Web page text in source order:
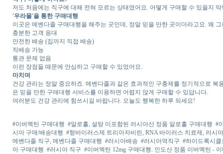
저도 처음에는 직구에 대해 전혀 모르는 상태였어요. 어떻게 구매할 수 있을지
'우라몰'을 통한 구매대행
이곳은 메벤다졸 구매대행을 해주는 곳인데, 정말 믿을 만한 곳이더라고요. 왜
충분한 고객 응대
안전한 배송 (집까지 직접 배송)
직배송 가능
통관 문제 없음
이런 장점들 때문에 안심하고 구매할 수 있었어요.
마치며
건강 관리는 정말 중요하죠. 메벤다졸과 같은 효과적인 구충제를 정기적으로
은 믿을 만한 구매대행 서비스를 이용하면 어렵지 않게 구매할 수 있답니다.
여러분도 건강 관리에 힘쓰시길 바랍니다. 오늘도 행복한 하루 되세요!
#이버멕틴 구매대행 #알로홀, 설탕 미포함된 러시아산 정품 알로홀 구매대행 #
시아 구매/배송대행 #항바이러스제 트리아자비린, RNA 바이러스 치료제, 러시
메벤다졸 직구, 메벤다졸 구매대행 #러시아배송 #러시아역직구 #하이드록시
아 구매대행 #러시아 직구 #이버멕틴 12mg 구매대행. 인도산 정품 이버멕틴 -